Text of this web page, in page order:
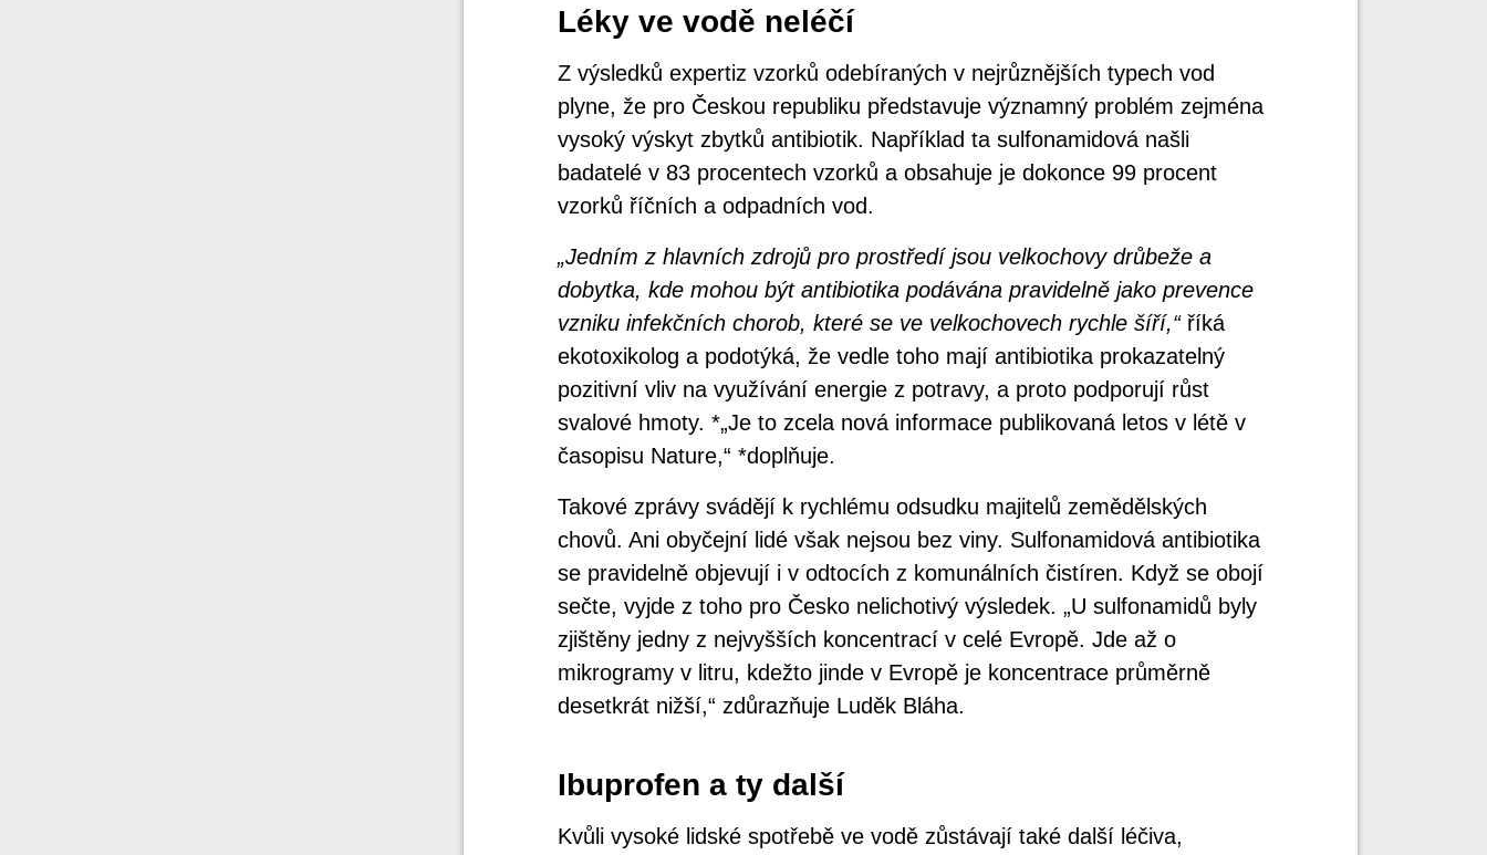
Léky ve vodě neléčí
Z výsledků expertiz vzorků odebíraných v nejrůznějších typech vod
plyne, že pro Českou republiku představuje významný problém zejména
vysoký výskyt zbytků antibiotik. Například ta sulfonamidová našli
badatelé v 83 procentech vzorků a obsahuje je dokonce 99 procent
vzorků říčních a odpadních vod.
„Jedním z hlavních zdrojů pro prostředí jsou velkochovy drůbeže a
dobytka, kde mohou být antibiotika podávána pravidelně jako prevence
vzniku infekčních chorob, které se ve velkochovech rychle šíří,“říká
ekotoxikolog a podotýká, že vedle toho mají antibiotika prokazatelný
pozitivní vliv na využívání energie z potravy, a proto podporují růst
svalové hmoty. *„Je to zcela nová informace publikovaná letos v létě v
časopisu Nature,“ *doplňuje.
Takové zprávy svádějí k rychlému odsudku majitelů zemědělských
chovů. Ani obyčejní lidé však nejsou bez viny. Sulfonamidová antibiotika
se pravidelně objevují i v odtocích z komunálních čistíren. Když se obojí
sečte, vyjde z toho pro Česko nelichotivý výsledek. „U sulfonamidů byly
zjištěny jedny z nejvyšších koncentrací v celé Evropě. Jde až o
mikrogramy v litru, kdežto jinde v Evropě je koncentrace průměrně
desetkrát nižší,“ zdůrazňuje Luděk Bláha.
Ibuprofen a ty další
Kvůli vysoké lidské spotřebě ve vodě zůstávají také další léčiva,